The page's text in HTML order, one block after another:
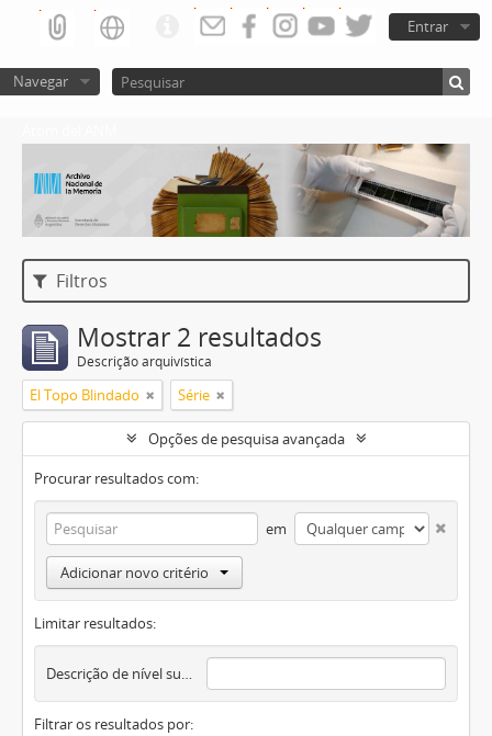
Entrar
Navegar
Filtros
Mostrar 2 resultados
Descrição arquivística
El Topo Blindado Série
Opções de pesquisa avançada
Procurar resultados com:
em
Adicionar novo critério
Limitar resultados:
Descrição de nível superior
Filtrar os resultados por: